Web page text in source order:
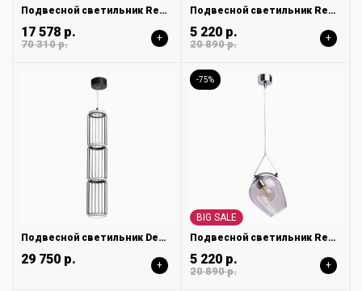
Подвесной светильник Regenbogen Торес 110010703
17 578 р.
70 310 р. +
Подвесной светильник Regenbogen Бремен 606010601
5 220 р.
20 890 р. +
Подвесной светильник DeMarkt Айсфельд 655010901
29 750 р. +
-75%
BIG SALE
Подвесной светильник Regenbogen Бремен 606010701
5 220 р.
20 890 р. +